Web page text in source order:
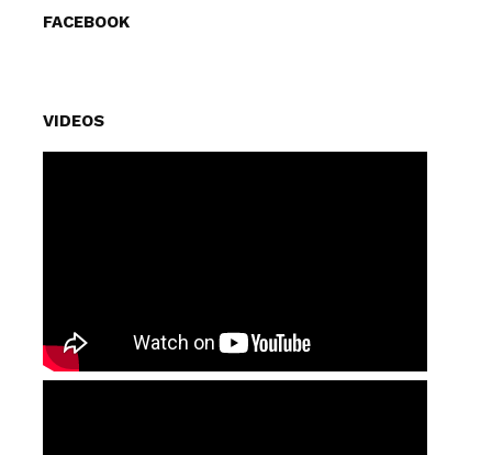
FACEBOOK
VIDEOS